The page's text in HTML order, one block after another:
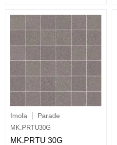
Imola Parade
MK.PRTU30G
MK.PRTU 30G